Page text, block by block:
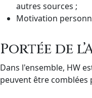
autres sources ;
Motivation
Portée de
Dans l'ensemble, HW
peuvent être comblées